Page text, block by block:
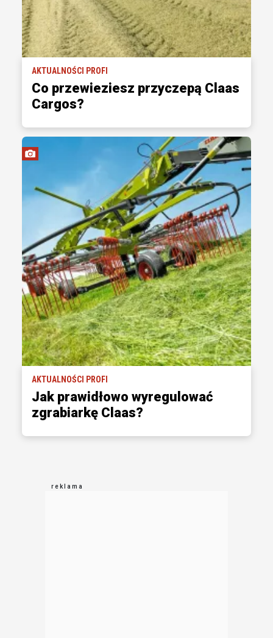
AKTUALNOŚCI PROFI
Co przewieziesz przyczepą Claas
Cargos?
AKTUALNOŚCI PROFI
Jak prawidłowo wyregulować
zgrabiarkę Claas?